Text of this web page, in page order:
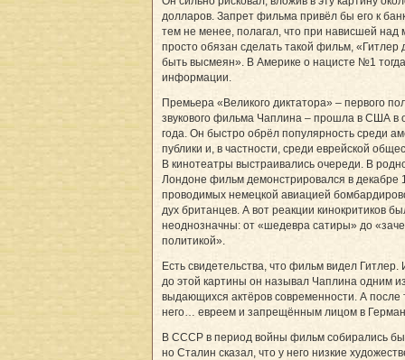
долларов. Запрет фильма привёл бы его к
тем не менее, полагал, что при нависшей над
просто обязан сделать такой фильм,
быть высмеян». В Америке о нацисте №1
информации.
Премьера «Великого диктатора» – первого
звукового фильма Чаплина – прошла в США в
года. Он быстро обрёл популярность среди
публики и, в частности, среди еврейской
В кинотеатры выстраивались очереди. В
Лондоне фильм демонстрировался в декабре
проводимых немецкой авиацией
дух британцев. А вот реакции кинокритиков
неоднозначны: от «шедевра сатиры» до
политикой».
Есть свидетельства, что фильм видел Гитлер.
до этой картины он называл Чаплина одним
выдающихся актёров современности. А после
него… евреем и запрещённым лицом в
В СССР в период войны фильм собирались
но Сталин сказал, что у него низкие